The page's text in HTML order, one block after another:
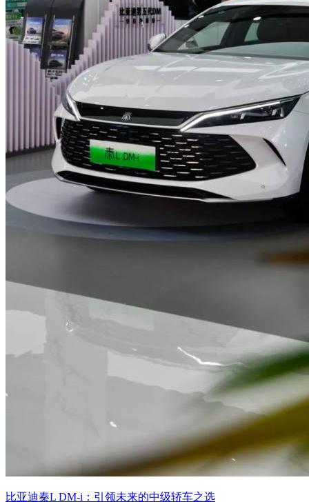
比亚迪秦L DM-i：引领未来的中级轿车之选